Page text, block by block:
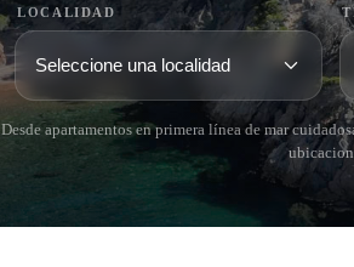
LOCALIDAD
Desde apartamentos en primera línea de mar